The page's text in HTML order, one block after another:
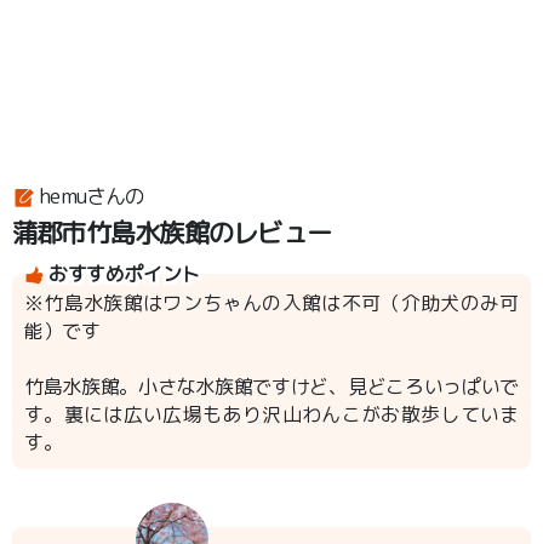
hemuさんの
蒲郡市竹島水族館のレビュー
おすすめポイント
※竹島水族館はワンちゃんの入館は不可（介助犬のみ可
能）です
竹島水族館。小さな水族館ですけど、見どころいっぱいで
す。裏には広い広場もあり沢山わんこがお散歩していま
す。